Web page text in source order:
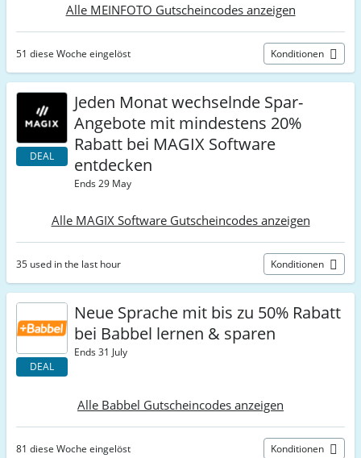
Alle MEINFOTO Gutscheincodes anzeigen
51 diese Woche eingelöst Konditionen
DEAL
Jeden Monat wechselnde Spar-
Angebote mit mindestens 20%
Rabatt bei MAGIX Software
entdecken
Ends 29 May
Alle MAGIX Software Gutscheincodes anzeigen
35 used in the last hour Konditionen
DEAL
Neue Sprache mit bis zu 50% Rabatt
bei Babbel lernen & sparen
Ends 31 July
Alle Babbel Gutscheincodes anzeigen
81 diese Woche eingelöst Konditionen